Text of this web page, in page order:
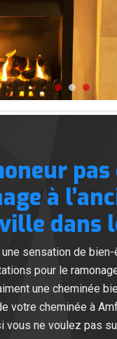
à
dans
sensation de
pour le
une cheminée
votre cheminée à
vous ne voulez pas